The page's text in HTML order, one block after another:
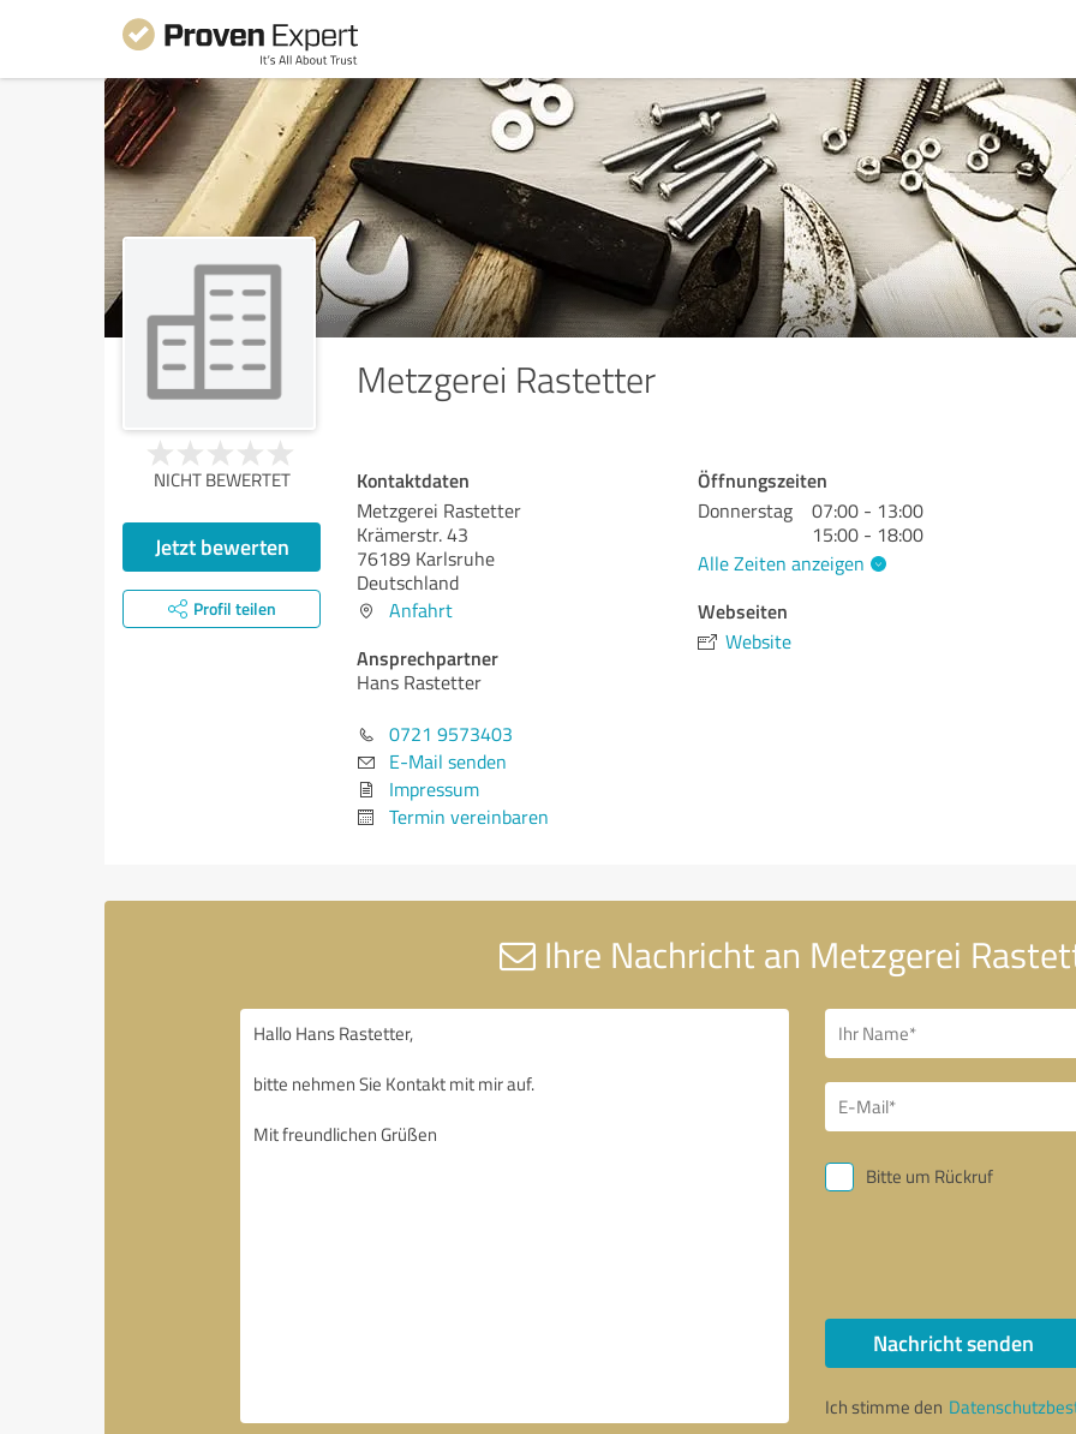
Metzgerei Rastetter
NICHT BEWERTET
Jetzt bewerten
Profil teilen
Kontaktdaten
Metzgerei Rastetter
Krämerstr. 43
76189 Karlsruhe
Deutschland
Anfahrt
Ansprechpartner
Hans Rastetter
0721 9573403
E-Mail senden
Impressum
Termin vereinbaren
Öffnungszeiten
Donnerstag
07:00 - 13:00
15:00 - 18:00
Alle Zeiten anzeigen
Webseiten
Website
Ihre Nachricht an Metzgerei
Bitte um Rückruf
Nachricht senden
Ich stimme den